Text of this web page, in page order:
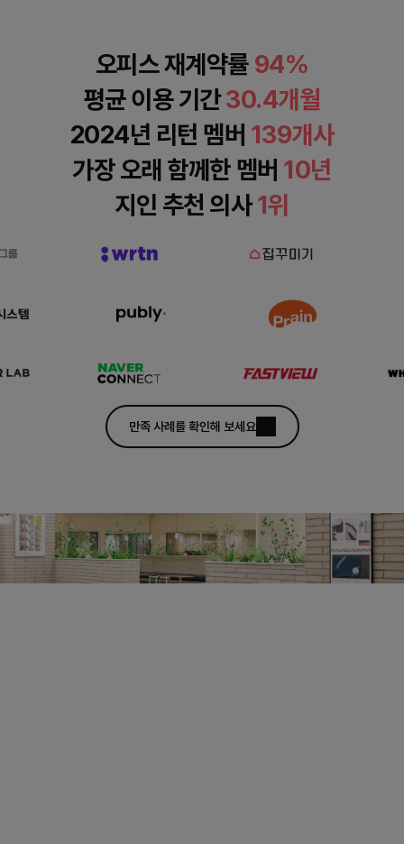
오피스 재계약률 94%
평균 이용 기간30.4개월
2024년 리턴 멤버 139개사
가장 오래 함께한 멤버 10년
지인 추천 의사1위
만족 사례를 확인해 보세요